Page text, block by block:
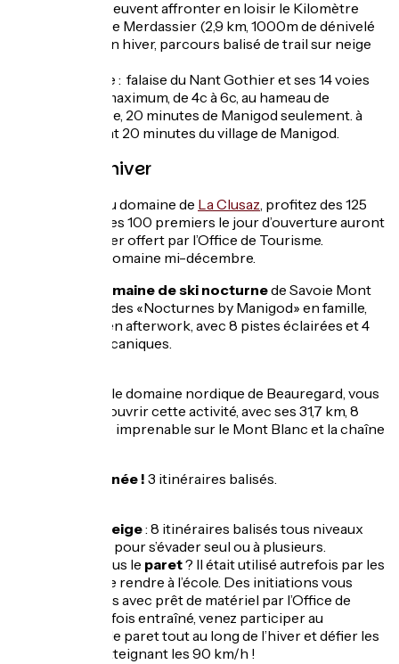
montée peuvent affronter en loisir le Kilomètre
Vertical de Merdassier (2,9 km, 1000m de dénivelé
positif). En hiver, parcours balisé de trail sur neige
L’escalade : falaise du Nant Gothier et ses 14 voies
de 50 m maximum, de 4c à 6c, au hameau de
Comburce, 20 minutes de Manigod seulement. à
seulement 20 minutes du village de Manigod.
Revenir en hiver
Relié au domaine de La Clusaz, profitez des 125
km de pistes. Les 100 premiers le jour d’ouverture auront
le petit-déjeuner offert par l’Office de Tourisme.
Ouverture du domaine mi-décembre.
Plus grand domaine de ski nocturnede Savoie Mont
Blanc, profitez des «Nocturnes by Manigod» en famille,
entre amis ou en afterwork, avec 8 pistes éclairées et 4
remontées mécaniques.
: le domaine nordique de Beauregard, vous
permet de découvrir cette activité, avec ses 31,7 km, 8
pistes et sa vue imprenable sur le Mont Blanc et la chaîne
Ski de randonnée ! 3 itinéraires balisés.
Raquettes à neige: 8 itinéraires balisés tous niveaux
sont proposés pour s’évader seul ou à plusieurs.
Connaissez-vous le paret? Il était utilisé autrefois par les
enfants pour se rendre à l’école. Des initiations vous
sont proposées avec prêt de matériel par l’Office de
Tourisme. Une fois entraîné, venez participer au
championnat de paret tout au long de l’hiver et défier les
concurrents atteignant les 90 km/h !